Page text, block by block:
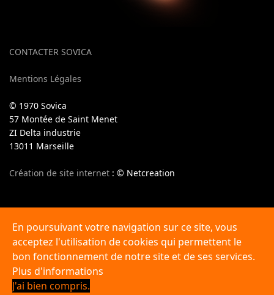
CONTACTER SOVICA
Mentions Légales
© 1970 Sovica
57 Montée de Saint Menet
ZI Delta industrie
13011 Marseille
Création de site internet : © Netcreation
Sovica spécialiste de la vulcanisation de bandes
transporteuses en PACA, Marseille, Toulon, Aix en Provence,
Aubagne, La Ciotat, Gardanne, Fos sur Mer, Vitrolles,
Martigues... Jusqu'à Nice, Monaco etc.
En poursuivant votre navigation sur ce site, vous
acceptez l'utilisation de cookies qui permettent le
bon fonctionnement de notre site et de ses services.
Plus d'informations
J'ai bien compris.